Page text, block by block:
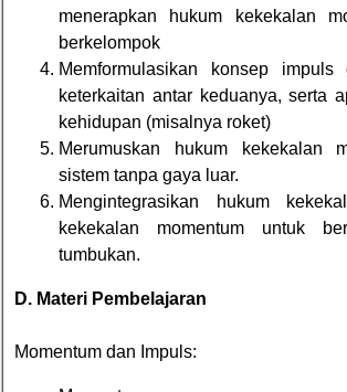
menerapkan hukum kekekalan
berkelompok
Memformulasikan konsep impuls
keterkaitan antar keduanya, serta
kehidupan (misalnya roket)
Merumuskan hukum kekekalan
sistem tanpa gaya luar.
Mengintegrasikan hukum
kekekalan momentum untuk
tumbukan.
D. Materi Pembelajaran
Momentum dan Impuls: